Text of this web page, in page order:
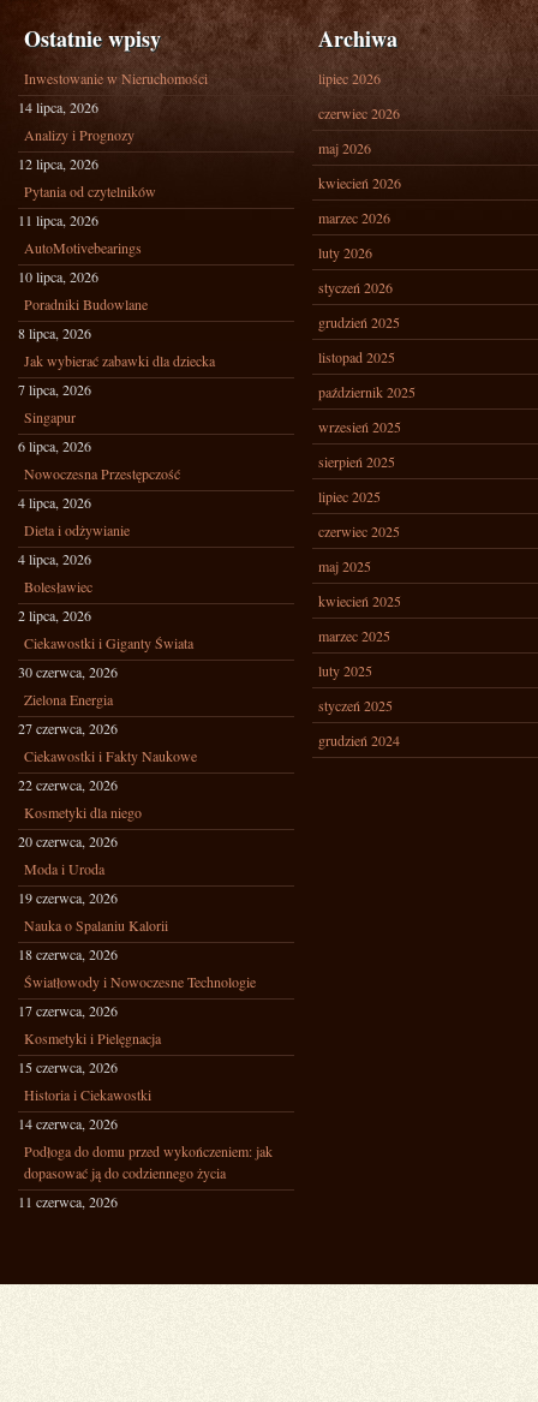
Ostatnie wpisy
Inwestowanie w Nieruchomości
14 lipca, 2026
Analizy i Prognozy
12 lipca, 2026
Pytania od czytelników
11 lipca, 2026
AutoMotivebearings
10 lipca, 2026
Poradniki Budowlane
8 lipca, 2026
Jak wybierać zabawki dla dziecka
7 lipca, 2026
Singapur
6 lipca, 2026
Nowoczesna Przestępczość
4 lipca, 2026
Dieta i odżywianie
4 lipca, 2026
Bolesławiec
2 lipca, 2026
Ciekawostki i Giganty Świata
30 czerwca, 2026
Zielona Energia
27 czerwca, 2026
Ciekawostki i Fakty Naukowe
22 czerwca, 2026
Kosmetyki dla niego
20 czerwca, 2026
Moda i Uroda
19 czerwca, 2026
Nauka o Spalaniu Kalorii
18 czerwca, 2026
Światłowody i Nowoczesne Technologie
17 czerwca, 2026
Kosmetyki i Pielęgnacja
15 czerwca, 2026
Historia i Ciekawostki
14 czerwca, 2026
Podłoga do domu przed wykończeniem: jak
dopasować ją do codziennego życia
11 czerwca, 2026
Archiwa
lipiec 2026
czerwiec 2026
maj 2026
kwiecień 2026
marzec 2026
luty 2026
styczeń 2026
grudzień 2025
listopad 2025
październik 2025
wrzesień 2025
sierpień 2025
lipiec 2025
czerwiec 2025
maj 2025
kwiecień 2025
marzec 2025
luty 2025
styczeń 2025
grudzień 2024